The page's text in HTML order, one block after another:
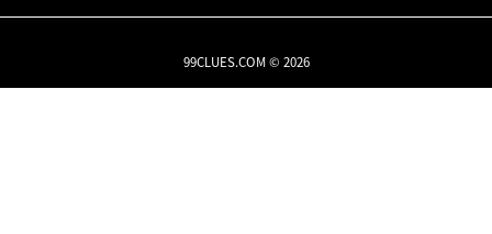
99CLUES.COM © 2026